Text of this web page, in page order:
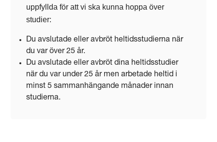
uppfyllda för att vi ska kunna hoppa över
studier:
Du avslutade eller avbröt heltidsstudierna när
du var över 25 år.
Du avslutade eller avbröt dina heltidsstudier
när du var under 25 år men arbetade heltid i
minst 5 sammanhängande månader innan
studierna.